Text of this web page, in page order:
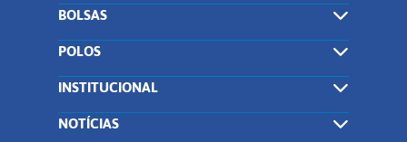
BOLSAS
POLOS
INSTITUCIONAL
NOTÍCIAS